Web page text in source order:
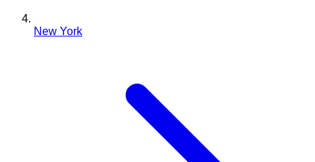
New York